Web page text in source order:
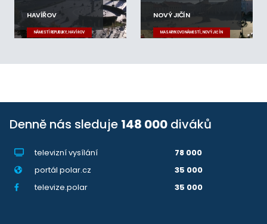
HAVÍŘOV
NÁMĚSTÍ REPUBLIKY, HAVÍŘOV
NOVÝ JIČÍN
MASARYKOVO NÁMĚSTÍ, NOVÝ JIČÍN
Denně nás sleduje 148 000 diváků
televizní vysílání
78 000
portál polar.cz
35 000
televize.polar
35 000